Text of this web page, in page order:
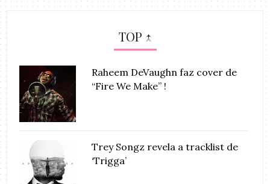
TOP ↑
Raheem DeVaughn faz cover de
“Fire We Make” !
Trey Songz revela a tracklist de
‘Trigga’